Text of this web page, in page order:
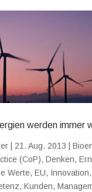
werden immer
| 21. Aug. 2013
(CoP), Denken,
Werte, EU, Innovation,
, Kunden,